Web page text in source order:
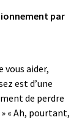
par
vous aider,
est d’une
de perdre
« Ah, pourtant,